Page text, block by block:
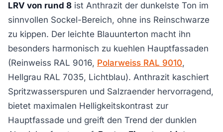
LRV von rund 8 ist Anthrazit der dunkelste Ton im
sinnvollen Sockel-Bereich, ohne ins Reinschwarze
zu kippen. Der leichte Blauunterton macht ihn
besonders harmonisch zu kuehlen Hauptfassaden
(Reinweiss RAL 9016, Polarweiss RAL 9010,
Hellgrau RAL 7035, Lichtblau). Anthrazit kaschiert
Spritzwasserspuren und Salzraender hervorragend,
bietet maximalen Helligkeitskontrast zur
Hauptfassade und greift den Trend der dunklen